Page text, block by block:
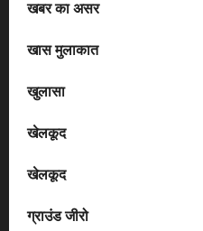
खबर का असर
खास मुलाकात
खुलासा
खेलकूद
खेलकूद
ग्राउंड जीरो